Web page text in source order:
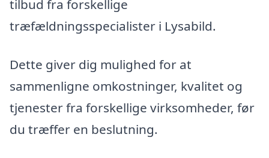
tilbud fra forskellige
træfældningsspecialister i Lysabild.
Dette giver dig mulighed for at
sammenligne omkostninger, kvalitet og
tjenester fra forskellige virksomheder, før
du træffer en beslutning.